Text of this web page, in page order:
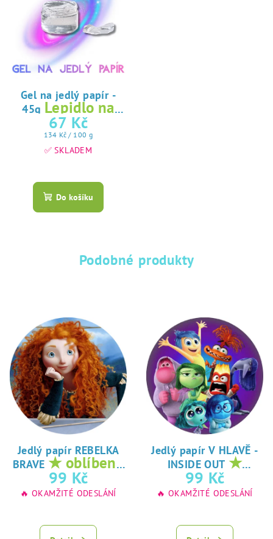
Gel na jedlý papír -
45g Lepidlo na
jedlý papír
67 Kč
Měrná
cena:
134 Kč / 100 g
✅ SKLADEM
hodnocení
produktu
hvězdiček.
Do košíku
Podobné produkty
Jedlý papír REBELKA
BRAVE ★ oblíbený
tisk na jedlý
papír
99 Kč
🔥 OKAMŽITÉ ODESLÁNÍ
Jedlý papír V HLAVĚ -
INSIDE OUT ★
oblíbený tisk na
jedlý papír
99 Kč
🔥 OKAMŽITÉ ODESLÁNÍ